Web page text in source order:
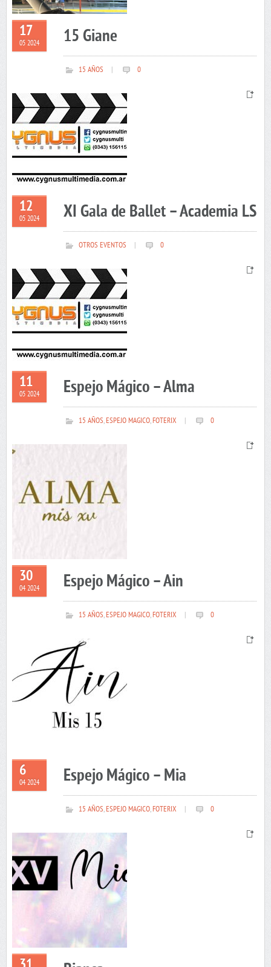
17
05 2024 15 Giane
15 AÑOS 0
12
05 2024 XI Gala de Ballet – Academia LS
OTROS EVENTOS 0
11
05 2024 Espejo Mágico – Alma
15 AÑOS,ESPEJO MAGICO,FOTERIX 0
30
04 2024 Espejo Mágico – Ain
15 AÑOS,ESPEJO MAGICO,FOTERIX 0
6
04 2024 Espejo Mágico – Mia
15 AÑOS,ESPEJO MAGICO,FOTERIX 0